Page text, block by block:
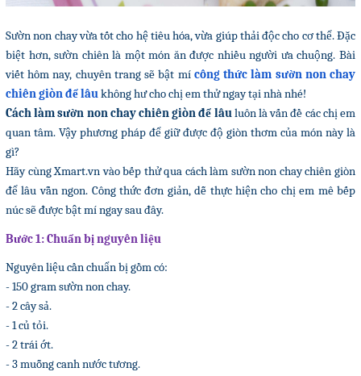
Sườn non chay vừa tốt cho hệ tiêu hóa, vừa giúp thải độc cho cơ thể. Đặc
biệt hơn, sườn chiên là một món ăn được nhiều người ưa chuộng. Bài
viết hôm nay, chuyên trang sẽ bật mí công thức làm sườn non chay
chiên giòn để lâukhông hư cho chị em thử ngay tại nhà nhé!
Cách làm sườn non chay chiên giòn để lâuluôn là vấn đề các chị em
quan tâm. Vậy phương pháp để giữ được độ giòn thơm của món này là
gì?
Hãy cùng Xmart.vn vào bếp thử qua cách làm sườn non chay chiên giòn
để lâu vẫn ngon. Công thức đơn giản, dễ thực hiện cho chị em mê bếp
núc sẽ được bật mí ngay sau đây.
Bước 1: Chuẩn bị nguyên liệu
Nguyên liệu cần chuẩn bị gồm có:
- 150 gram sườn non chay.
- 2 cây sả.
- 1 củ tỏi.
- 2 trái ớt.
- 3 muỗng canh nước tương.